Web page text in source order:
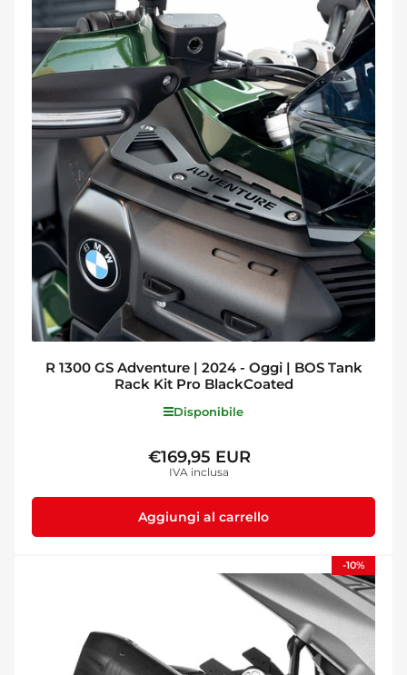
R 1300 GS Adventure | 2024 - Oggi | BOS Tank
Rack Kit Pro BlackCoated
Disponibile
Prezzo
standard
€169,95 EUR
IVA inclusa
Aggiungi al carrello
-10%